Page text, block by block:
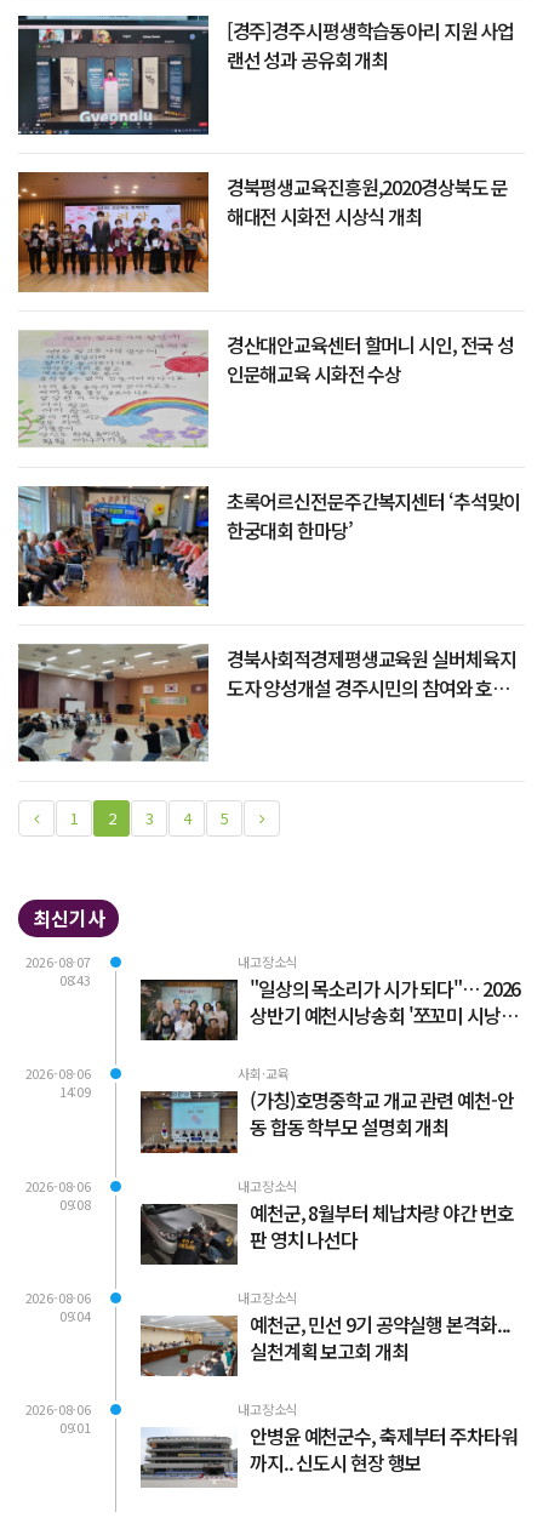
[경주]경주시평생학습동아리 지원 사업
랜선 성과 공유회 개최
경북평생교육진흥원,2020경상북도 문
해대전 시화전 시상식 개최
경산대안교육센터 할머니 시인, 전국 성
인문해교육 시화전 수상
초록어르신전문주간복지센터 ‘추석맞이
한궁대회 한마당’
경북사회적경제평생교육원 실버체육지
도자 양성개설 경주시민의 참여와 호응
1 2 3 4 5
최신기사
2026-08-07
08:43
내고장소식
"일상의 목소리가 시가 되다"… 2026
상반기 예천시낭송회 '쪼꼬미 시낭송
2026-08-06
14:09
사회·교육
(가칭)호명중학교 개교 관련 예천-안
동 합동 학부모 설명회 개최
2026-08-06
09:08
내고장소식
예천군, 8월부터 체납차량 야간 번호
판 영치 나선다
2026-08-06
09:04
내고장소식
예천군, 민선 9기 공약실행 본격화...
실천계획 보고회 개최
2026-08-06
09:01
내고장소식
안병윤 예천군수, 축제부터 주차타워
까지.. 신도시 현장 행보